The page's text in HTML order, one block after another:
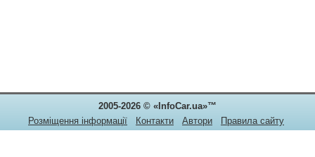
InfoCar.ua познакомит своих
читателей с одним из самых
компактных представителей
люксовых SUV - Infiniti EX25.
2005-2026 © «InfoCar.ua»™
Розміщення інформації
Контакти Автори
Правила сайту